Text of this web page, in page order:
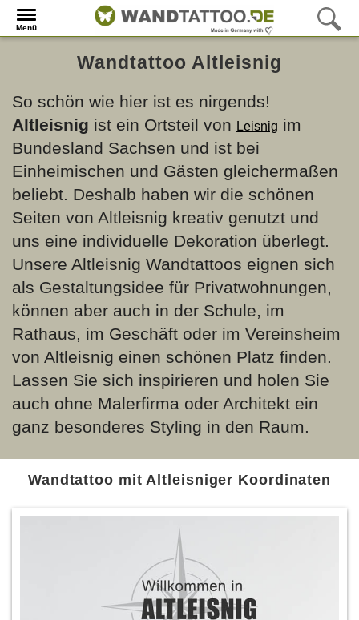
Menü
Wandtattoo Altleisnig
So schön wie hier ist es nirgends!
Altleisnig ist ein Ortsteil von Leisnig im
Bundesland Sachsen und ist bei
Einheimischen und Gästen gleichermaßen
beliebt. Deshalb haben wir die schönen
Seiten von Altleisnig kreativ genutzt und
uns eine individuelle Dekoration überlegt.
Unsere Altleisnig Wandtattoos eignen sich
als Gestaltungsidee für Privatwohnungen,
können aber auch in der Schule, im
Rathaus, im Geschäft oder im Vereinsheim
von Altleisnig einen schönen Platz finden.
Lassen Sie sich inspirieren und holen Sie
auch ohne Malerfirma oder Architekt ein
ganz besonderes Styling in den Raum.
Wandtattoo mit Altleisniger Koordinaten